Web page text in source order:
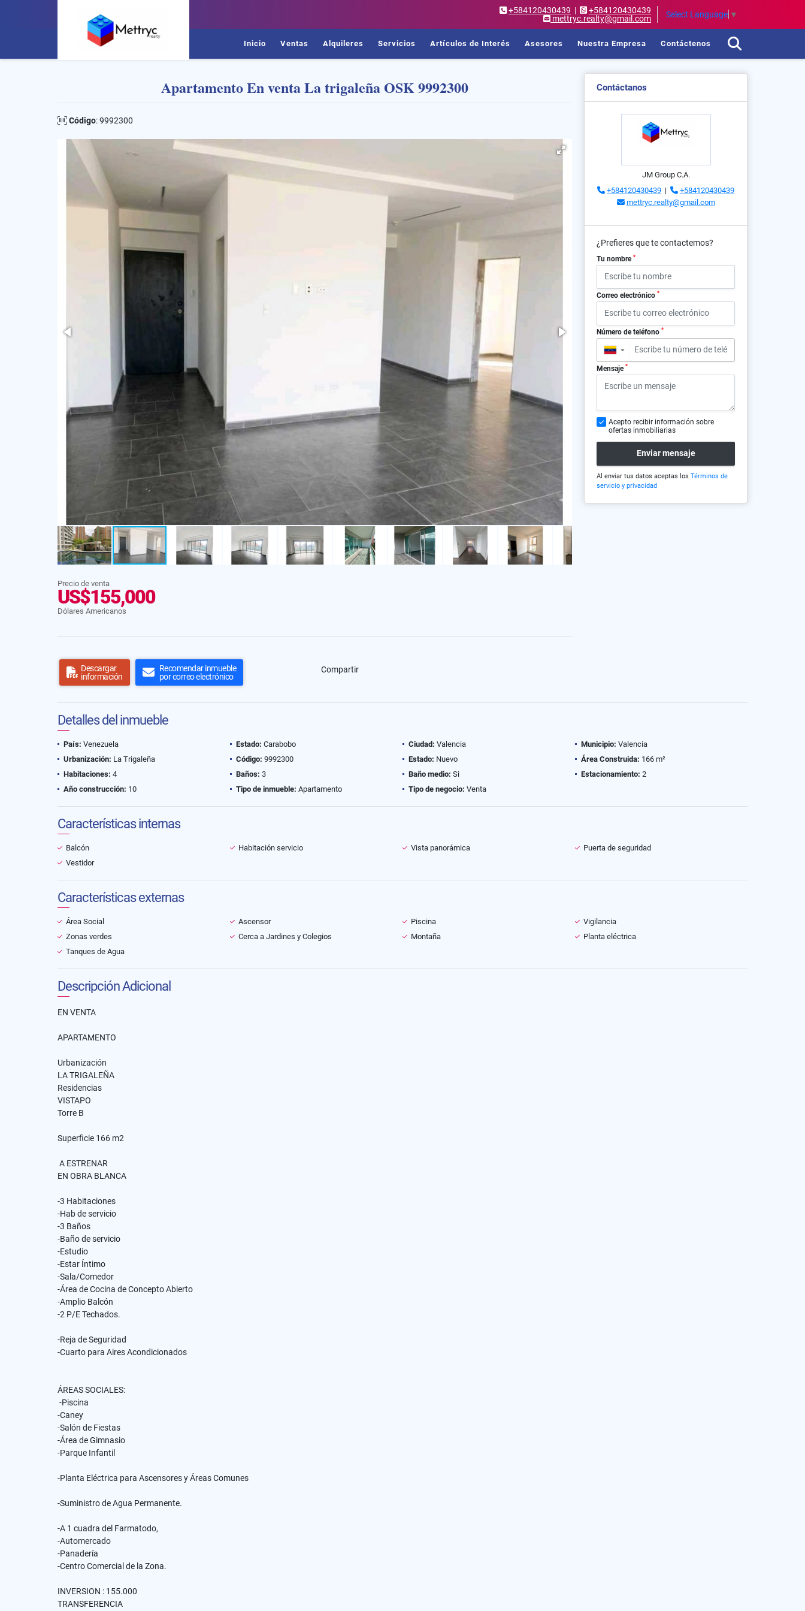
+584120430439 |
+584120430439
mettryc.realty@gmail.com
Select Language ▼
Inicio Ventas Alquileres Servicios Artículos de Interés Asesores Nuestra Empresa Contáctenos
Apartamento En venta La trigaleña OSK 9992300
Código: 9992300
Precio de venta
US$155,000
Dólares Americanos
Descargar
información
Recomendar inmueble
por correo electrónico
Compartir
Contáctanos
JM Group C.A.
+584120430439 |
+584120430439
mettryc.realty@gmail.com
¿Prefieres que te contactemos?
Tu nombre *
Correo electrónico *
Número de teléfono *
▼
Mensaje *
Acepto recibir información sobre
ofertas inmobiliarias
Enviar mensaje
Al enviar tus datos aceptas los Términos de
servicio y privacidad
Detalles del inmueble
País: Venezuela Estado: Carabobo Ciudad: Valencia Municipio: Valencia
Urbanización: La Trigaleña Código: 9992300 Estado: Nuevo Área Construida: 166 m²
Habitaciones: 4 Baños: 3 Baño medio: Si Estacionamiento: 2
Año construcción: 10 Tipo de inmueble: Apartamento Tipo de negocio: Venta
Características internas
Balcón Habitación servicio Vista panorámica
Puerta de seguridad
Vestidor
Características externas
Área Social Ascensor Piscina
Vigilancia
Zonas verdes
Cerca a Jardines y Colegios Montaña
Planta eléctrica
Tanques de Agua
Descripción Adicional
EN VENTA
APARTAMENTO
Urbanización
LA TRIGALEÑA
Residencias
VISTAPO
Torre B
Superficie 166 m2
A ESTRENAR
EN OBRA BLANCA
-3 Habitaciones
-Hab de servicio
-3 Baños
-Baño de servicio
-Estudio
-Estar Íntimo
-Sala/Comedor
-Área de Cocina de Concepto Abierto
-Amplio Balcón
-2 P/E Techados.
-Reja de Seguridad
-Cuarto para Aires Acondicionados
ÁREAS SOCIALES:
-Piscina
-Caney
-Salón de Fiestas
-Área de Gimnasio
-Parque Infantil
-Planta Eléctrica para Ascensores y Áreas Comunes
-Suministro de Agua Permanente.
-A 1 cuadra del Farmatodo,
-Automercado
-Panadería
-Centro Comercial de la Zona.
INVERSION : 155.000
TRANSFERENCIA